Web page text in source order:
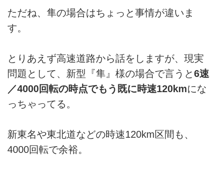
ただね、隼の場合はちょっと事情が違いま
す。
とりあえず高速道路から話をしますが、現実
問題として、新型『隼』様の場合で言うと6速
／4000回転の時点でもう既に時速120kmにな
っちゃってる。
新東名や東北道などの時速120km区間も、
4000回転で余裕。